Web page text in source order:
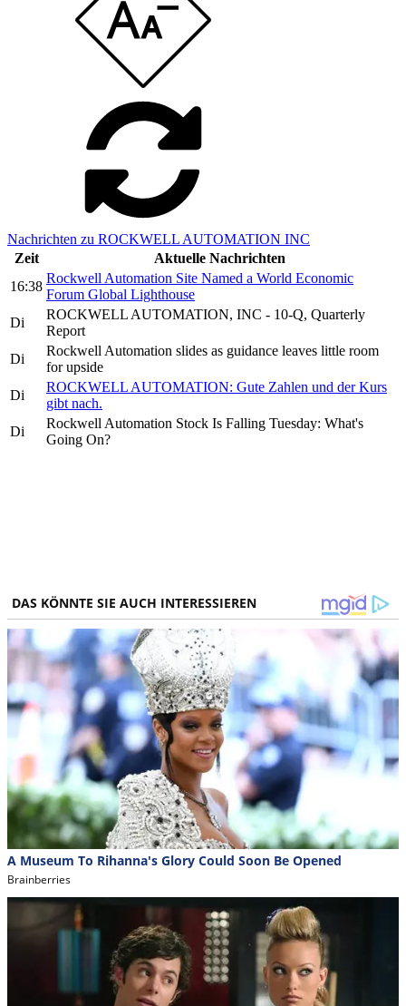
Nachrichten zu ROCKWELL AUTOMATION INC
Zeit
Aktuelle Nachrichten
16:38
Rockwell Automation Site Named a World Economic
Forum Global Lighthouse
Di
ROCKWELL AUTOMATION, INC - 10-Q, Quarterly
Report
Di
Rockwell Automation slides as guidance leaves little room
for upside
Di
ROCKWELL AUTOMATION: Gute Zahlen und der Kurs
gibt nach.
Di
Rockwell Automation Stock Is Falling Tuesday: What's
Going On?